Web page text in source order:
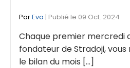
ParEva | Publié le 09 Oct. 2024
Chaque premier mercredi
fondateur de Stradoji,
le bilan du mois [...]